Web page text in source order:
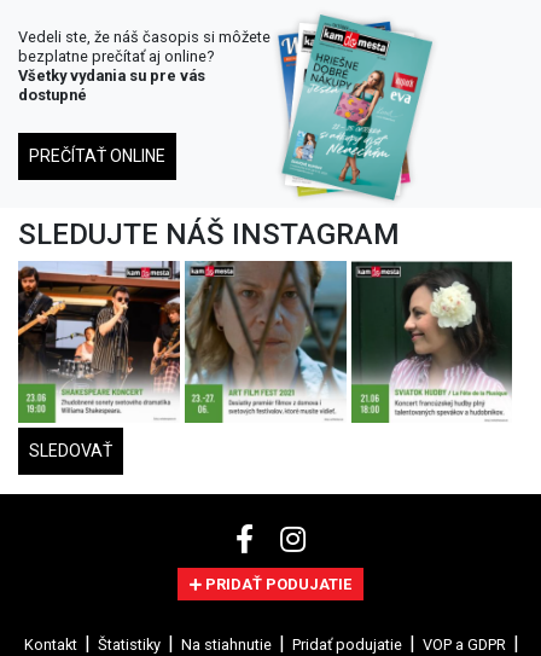
Vedeli ste, že náš časopis si môžete
bezplatne prečítať aj online?
Všetky vydania su pre vás
dostupné
PREČÍTAŤ ONLINE
SLEDUJTE NÁŠ INSTAGRAM
SLEDOVAŤ
PRIDAŤ PODUJATIE
Kontakt Štatistiky Na stiahnutie Pridať podujatie VOP a GDPR